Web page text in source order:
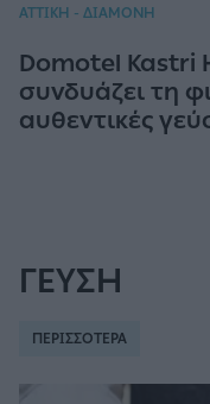
ΑΤΤΙΚΗ - ΔΙΑΜΟΝΗ
Domotel Kastri
συνδυάζει τη
αυθεντικές
ΓΕΥΣΗ
ΠΕΡΙΣΣΟΤΕΡΑ